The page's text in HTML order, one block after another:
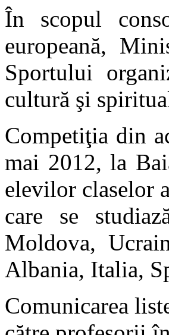
În scopul
europeană,
Sportului
cultură şi
Competiţia din
mai 2012, la
elevilor claselor
care se
Moldova,
Albania, Italia,
Comunicarea